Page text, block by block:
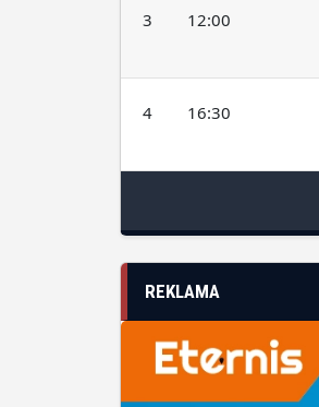
3 12:00
4 16:30
REKLAMA